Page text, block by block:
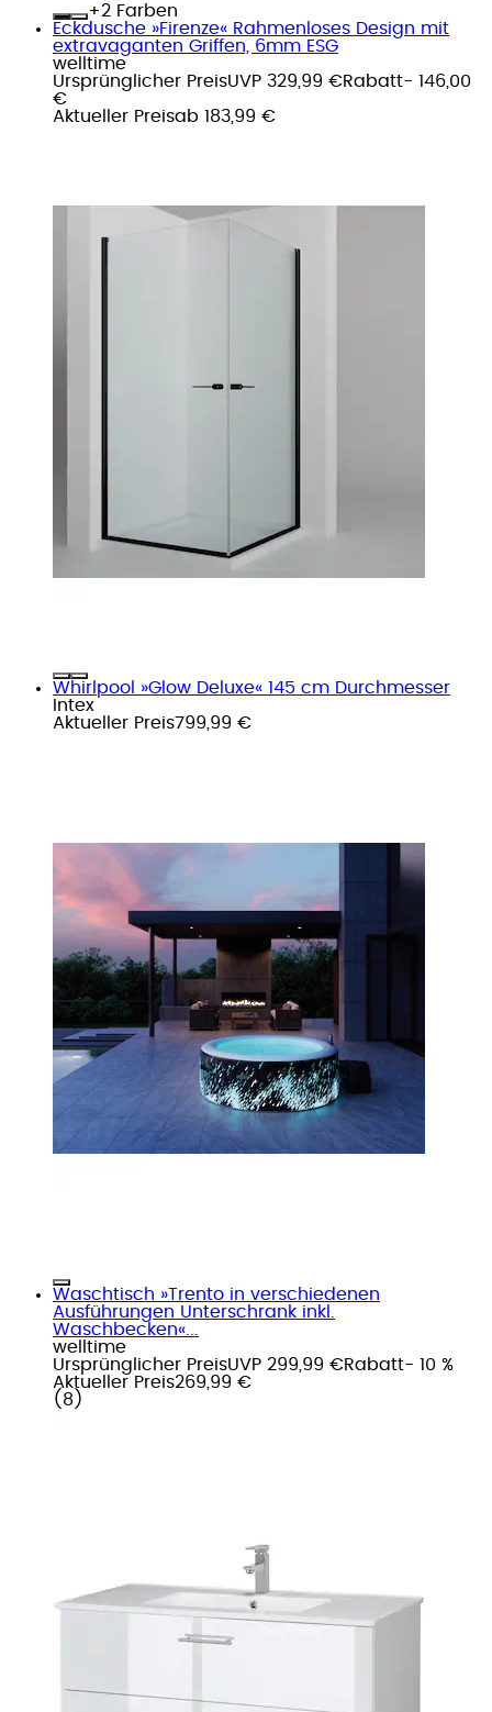
+
Farben
Eckdusche »Firenze« Rahmenloses Design mit
extravaganten Griffen, 6mm ESG
welltime
Ursprünglicher PreisUVP 329,99 €Rabatt- 146,00
€
Aktueller Preisab 183,99 €
Whirlpool »Glow Deluxe« 145 cm Durchmesser
Intex
Aktueller Preis799,99 €
Waschtisch »Trento in verschiedenen
Ausführungen Unterschrank inkl.
Waschbecken«...
welltime
Ursprünglicher PreisUVP 299,99 €Rabatt- 10 %
Aktueller Preis269,99 €
( 8 )